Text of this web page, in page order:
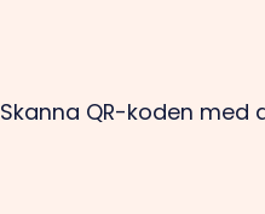
Skanna QR-koden